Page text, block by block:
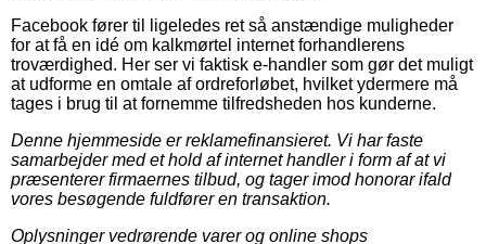
Facebook fører til ligeledes ret så anstændige muligheder
for at få en idé om kalkmørtel internet forhandlerens
troværdighed. Her ser vi faktisk e-handler som gør det muligt
at udforme en omtale af ordreforløbet, hvilket ydermere må
tages i brug til at fornemme tilfredsheden hos kunderne.
Denne hjemmeside er reklamefinansieret. Vi har faste
samarbejder med et hold af internet handler i form af at vi
præsenterer firmaernes tilbud, og tager imod honorar ifald
vores besøgende fuldfører en transaktion.
Oplysninger vedrørende varer og online shops